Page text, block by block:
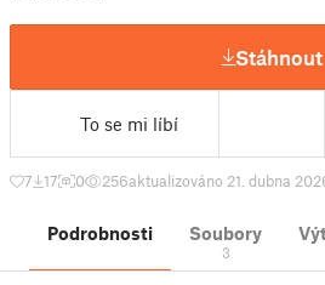
Stáhnout
To se mi líbí
7 17 0 256aktualizováno 21. dubna
Podrobnosti Soubory
3